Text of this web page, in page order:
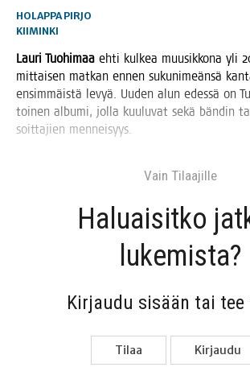
HOLAPPA PIRJO
KIIMINKI
Lau­ri Tuo­hi­maa ehti kul­kea muusik­ko­na yli
mit­tai­sen mat­kan ennen suku­ni­meän­sä
ensim­mäis­tä levyä. Uuden alun edes­sä on
toi­nen albu­mi, jol­la kuu­lu­vat sekä bän­din
soit­ta­jien menneisyys.
Vain Tilaa­jil­le
Haluai­sit­ko
lukemista?
Kir­jau­du sisään tai
Tilaa Kir­jau­du